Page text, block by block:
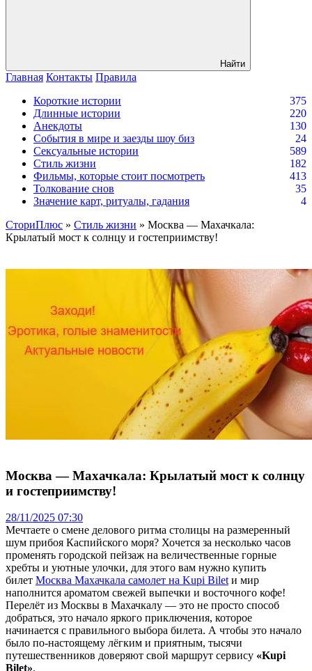
Найти
Главная Контакты Правила
Короткие истории
375
Длинные истории
220
Анекдоты
130
События в мире и заезды шоу биз
24
Сексуальные истории
589
Стиль жизни
182
Фильмы, которые стоит посмотреть
413
Толкование снов
35
Значение карт, ритуалы, гадания
4
СториПлюс » Стиль жизни » Москва — Махачкала:
Крылатый мост к солнцу и гостеприимству!
Москва — Махачкала: Крылатый мост к солнцу
и гостеприимству!
28/11/2025 07:30
Мечтаете о смене делового ритма столицы на размеренный
шум прибоя Каспийского моря? Хочется за несколько часов
променять городской пейзаж на величественные горные
хребты и уютные улочки, для этого вам нужно купить
билет Москва Махачкала самолет на Kupi Biletи мир
наполнится ароматом свежей выпечки и восточного кофе!
Перелёт из Москвы в Махачкалу — это не просто способ
добраться, это начало яркого приключения, которое
начинается с правильного выбора билета. А чтобы это начало
было по-настоящему лёгким и приятным, тысячи
путешественников доверяют свой маршрут сервису «Kupi
Bilet».